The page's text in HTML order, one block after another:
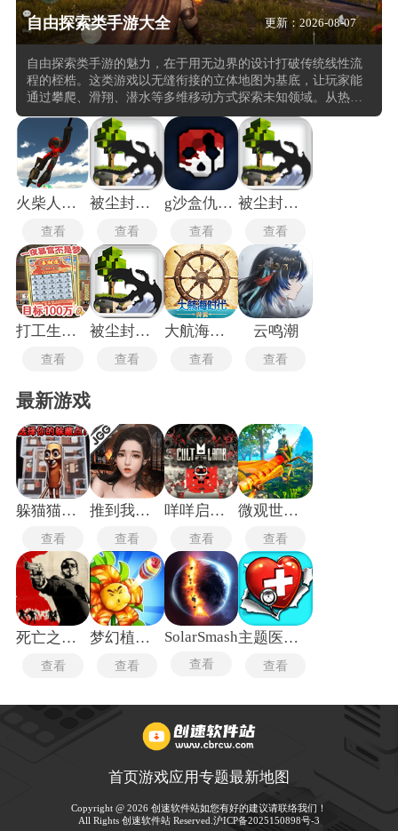
自由探索类手游大全 更新：2026-08-07
自由探索类手游的魅力，在于用无边界的设计打破传统线性流
程的桎梏。这类游戏以无缝衔接的立体地图为基底，让玩家能
通过攀爬、滑翔、潜水等多维移动方式探索未知领域。从热带
雨林的藤蔓迷宫到赛博都市的霓虹街巷，每个场景都暗藏可交
互的生态细节，比如动态天气会改变敌人行动逻辑，特定地形
能触发隐藏解谜机制。部分作品采用「蝴蝶效应」叙事系统，
玩家在茶馆的一次对话选择可能引发全服剧情走向的连锁变
化，还有的引入物理引擎驱动的破坏系统，用落石、熔岩喷发
等环境交互创造战术多样性。这种每一次行动都有意义的设
计，让重复探索也能发现新内容。
火柴人绳索英雄2老版本
查看
被尘封的故事老版本
查看
g沙盒仇恨国际服
查看
被尘封的故事最新版本
查看
打工生活模拟器
查看
被尘封的故事联机版
查看
大航海时代传说台服
查看
云鸣潮
查看
最新游戏
躲猫猫行动手机版
查看
推到我总裁
查看
咩咩启示录安卓版
查看
微观世界生存
查看
死亡之屋2重制版
查看
梦幻植物城
查看
SolarSmash
查看
主题医院单机版
查看
首页游戏应用专题最新地图
Copyright @ 2026 创速软件站如您有好的建议请联络我们！
All Rights 创速软件站 Reserved. 沪ICP备2025150898号-3